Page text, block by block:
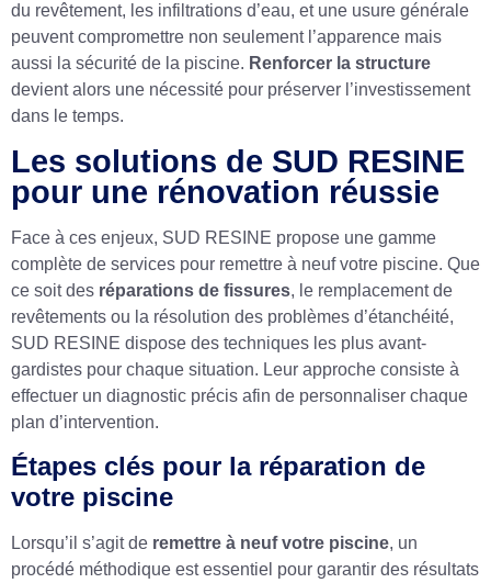
du revêtement, les infiltrations d’eau, et une usure générale
peuvent compromettre non seulement l’apparence mais
aussi la sécurité de la piscine. Renforcer la structure
devient alors une nécessité pour préserver l’investissement
dans le temps.
Les solutions de SUD RESINE
pour une rénovation réussie
Face à ces enjeux, SUD RESINE propose une gamme
complète de services pour remettre à neuf votre piscine. Que
ce soit des réparations de fissures, le remplacement de
revêtements ou la résolution des problèmes d’étanchéité,
SUD RESINE dispose des techniques les plus avant-
gardistes pour chaque situation. Leur approche consiste à
effectuer un diagnostic précis afin de personnaliser chaque
plan d’intervention.
Étapes clés pour la réparation de
votre piscine
Lorsqu’il s’agit de remettre à neuf votre piscine, un
procédé méthodique est essentiel pour garantir des résultats